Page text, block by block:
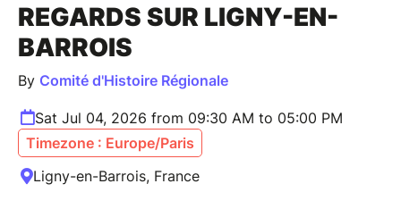
REGARDS SUR LIGNY-EN-
BARROIS
By Comité d'Histoire Régionale
Sat Jul 04, 2026 from 09:30 AM to 05:00 PM
Timezone : Europe/Paris
Ligny-en-Barrois, France